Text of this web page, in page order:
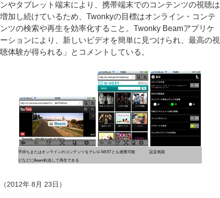
ンやタブレット端末により、携帯端末でのコンテンツの視聴は
増加し続けているため、Twonkyの目標はオンライン・コンテ
ンツの検索や再生を効率化すること。Twonky Beamアプリケ
ーションにより、新しいビデオを簡単に見つけられ、最高の視
聴体験が得られる」とコメントしている。
手持ちまたはオンラインのコンテンツをテレ
ビなどにBeam転送して再生できる
U-NEXTとも連携可能 設定画面
（2012年 8月 23日）